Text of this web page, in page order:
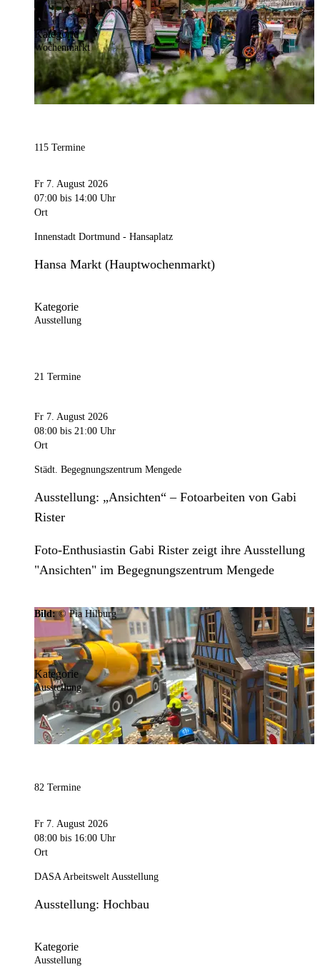
Kategorie
Wochenmarkt
115 Termine
Fr 7. August 2026
07:00 bis 14:00 Uhr
Ort
Innenstadt Dortmund - Hansaplatz
Hansa Markt (Hauptwochenmarkt)
Kategorie
Ausstellung
21 Termine
Fr 7. August 2026
08:00 bis 21:00 Uhr
Ort
Städt. Begegnungszentrum Mengede
Ausstellung: „Ansichten“ – Fotoarbeiten von Gabi
Rister
Foto-Enthusiastin Gabi Rister zeigt ihre Ausstellung
"Ansichten" im Begegnungszentrum Mengede
Bild:© Pia Hilburg
Kategorie
Ausstellung
82 Termine
Fr 7. August 2026
08:00 bis 16:00 Uhr
Ort
DASA Arbeitswelt Ausstellung
Ausstellung: Hochbau
Kategorie
Ausstellung